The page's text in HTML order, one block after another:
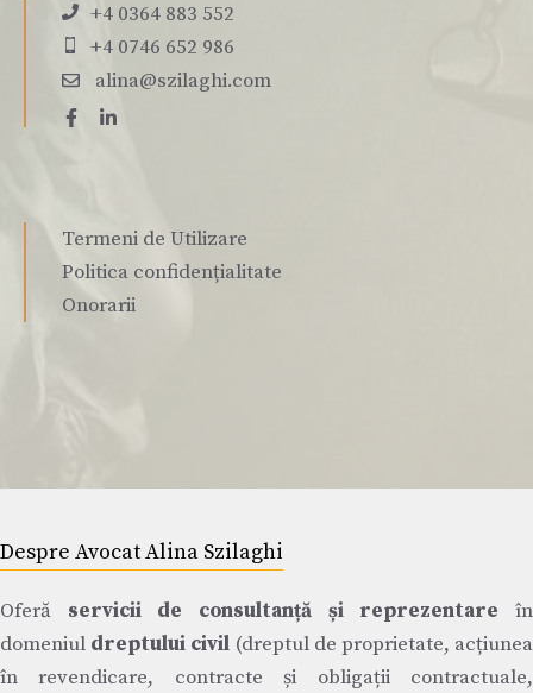
+4 0364 883 552
+4 0746 652 986
alina@szilaghi.com
Termeni de Utilizare
Politica confidențialitate
Onorarii
Despre Avocat Alina Szilaghi
Oferă servicii de consultanță și reprezentare în
domeniul dreptului civil (dreptul de proprietate, acțiunea
în revendicare, contracte și obligații contractuale,